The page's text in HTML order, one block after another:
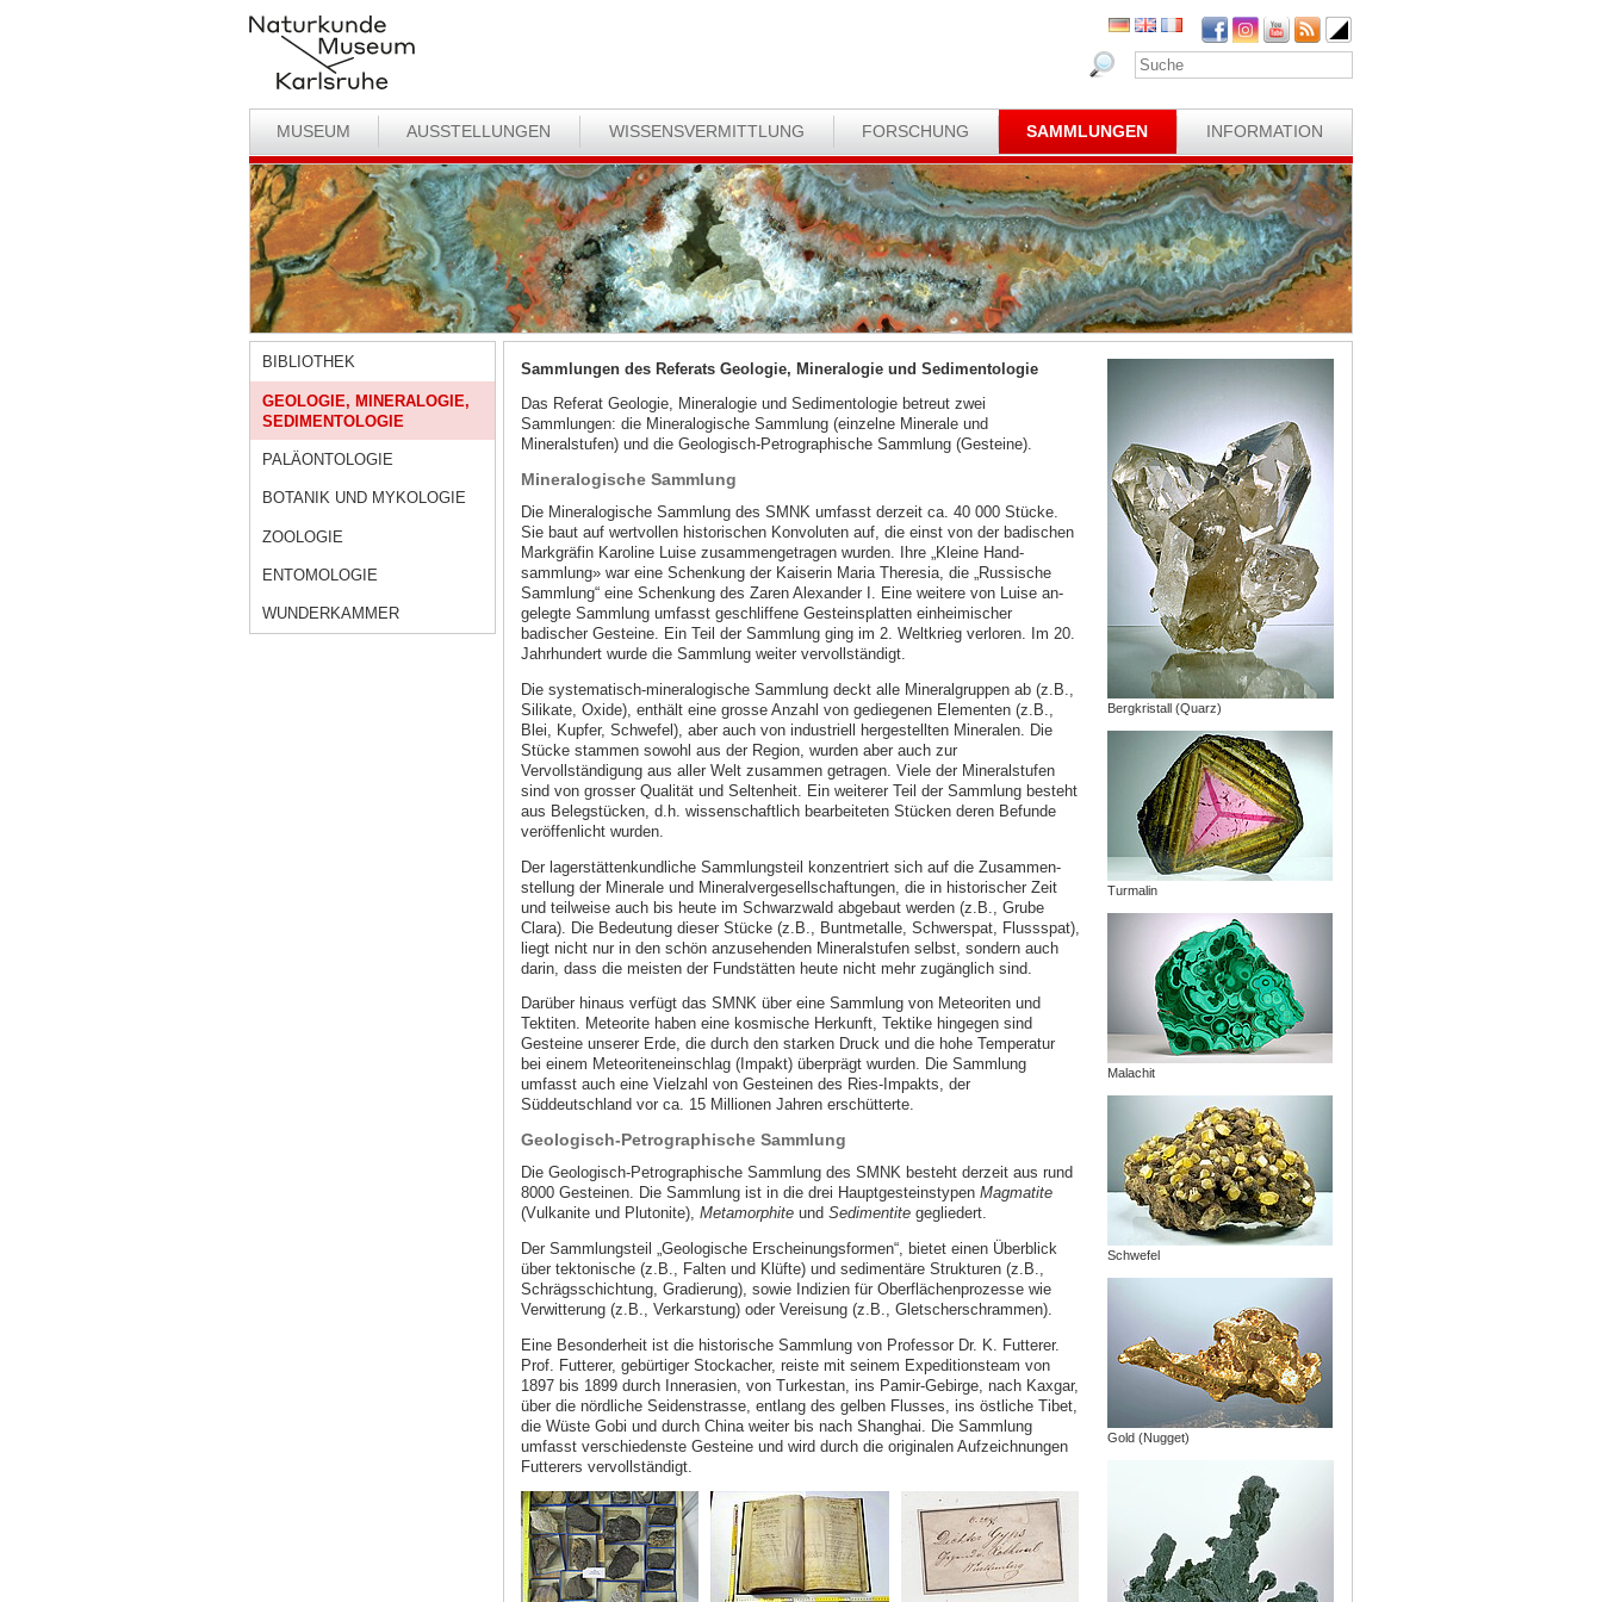
MUSEUM AUSSTELLUNGEN WISSENSVERMITTLUNG FORSCHUNG SAMMLUNGEN INFORMATION
BIBLIOTHEK
GEOLOGIE, MINERALOGIE,
SEDIMENTOLOGIE
PALÄONTOLOGIE
BOTANIK UND MYKOLOGIE
ZOOLOGIE
ENTOMOLOGIE
WUNDERKAMMER
Sammlungen des Referats Geologie, Mineralogie und Sedimentologie
Das Referat Geologie, Mineralogie und Sedimentologie betreut zwei
Sammlungen: die Mineralogische Sammlung (einzelne Minerale und
Mineralstufen) und die Geologisch-Petrographische Sammlung (Gesteine).
Mineralogische Sammlung
Die Mineralogische Sammlung des SMNK umfasst derzeit ca. 40 000 Stücke.
Sie baut auf wertvollen historischen Konvoluten auf, die einst von der badischen
Markgräfin Karoline Luise zusammengetragen wurden. Ihre „Kleine Hand-
sammlung» war eine Schenkung der Kaiserin Maria Theresia, die „Russische
Sammlung“ eine Schenkung des Zaren Alexander I. Eine weitere von Luise an-
gelegte Sammlung umfasst geschliffene Gesteinsplatten einheimischer
badischer Gesteine. Ein Teil der Sammlung ging im 2. Weltkrieg verloren. Im 20.
Jahrhundert wurde die Sammlung weiter vervollständigt.
Die systematisch-mineralogische Sammlung deckt alle Mineralgruppen ab (z.B.,
Silikate, Oxide), enthält eine grosse Anzahl von gediegenen Elementen (z.B.,
Blei, Kupfer, Schwefel), aber auch von industriell hergestellten Mineralen. Die
Stücke stammen sowohl aus der Region, wurden aber auch zur
Vervollständigung aus aller Welt zusammen getragen. Viele der Mineralstufen
sind von grosser Qualität und Seltenheit. Ein weiterer Teil der Sammlung besteht
aus Belegstücken, d.h. wissenschaftlich bearbeiteten Stücken deren Befunde
veröffenlicht wurden.
Der lagerstättenkundliche Sammlungsteil konzentriert sich auf die Zusammen-
stellung der Minerale und Mineralvergesellschaftungen, die in historischer Zeit
und teilweise auch bis heute im Schwarzwald abgebaut werden (z.B., Grube
Clara). Die Bedeutung dieser Stücke (z.B., Buntmetalle, Schwerspat, Flussspat),
liegt nicht nur in den schön anzusehenden Mineralstufen selbst, sondern auch
darin, dass die meisten der Fundstätten heute nicht mehr zugänglich sind.
Darüber hinaus verfügt das SMNK über eine Sammlung von Meteoriten und
Tektiten. Meteorite haben eine kosmische Herkunft, Tektike hingegen sind
Gesteine unserer Erde, die durch den starken Druck und die hohe Temperatur
bei einem Meteoriteneinschlag (Impakt) überprägt wurden. Die Sammlung
umfasst auch eine Vielzahl von Gesteinen des Ries-Impakts, der
Süddeutschland vor ca. 15 Millionen Jahren erschütterte.
Geologisch-Petrographische Sammlung
Die Geologisch-Petrographische Sammlung des SMNK besteht derzeit aus rund
8000 Gesteinen. Die Sammlung ist in die drei Hauptgesteinstypen Magmatite
(Vulkanite und Plutonite), Metamorphiteund Sedimentitegegliedert.
Der Sammlungsteil „Geologische Erscheinungsformen“, bietet einen Überblick
über tektonische (z.B., Falten und Klüfte) und sedimentäre Strukturen (z.B.,
Schrägsschichtung, Gradierung), sowie Indizien für Oberflächenprozesse wie
Verwitterung (z.B., Verkarstung) oder Vereisung (z.B., Gletscherschrammen).
Eine Besonderheit ist die historische Sammlung von Professor Dr. K. Futterer.
Prof. Futterer, gebürtiger Stockacher, reiste mit seinem Expeditionsteam von
1897 bis 1899 durch Innerasien, von Turkestan, ins Pamir-Gebirge, nach Kaxgar,
über die nördliche Seidenstrasse, entlang des gelben Flusses, ins östliche Tibet,
die Wüste Gobi und durch China weiter bis nach Shanghai. Die Sammlung
umfasst verschiedenste Gesteine und wird durch die originalen Aufzeichnungen
Futterers vervollständigt.
Bergkristall (Quarz)
Turmalin
Malachit
Schwefel
Gold (Nugget)